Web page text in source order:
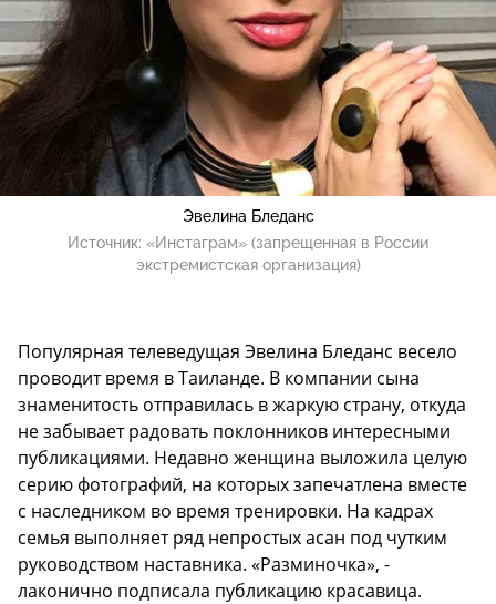
Эвелина Бледанс
Источник: «Инстаграм» (запрещенная в России
экстремистская организация)
Популярная телеведущая Эвелина Бледанс весело
проводит время в Таиланде. В компании сына
знаменитость отправилась в жаркую страну, откуда
не забывает радовать поклонников интересными
публикациями. Недавно женщина выложила целую
серию фотографий, на которых запечатлена вместе
с наследником во время тренировки. На кадрах
семья выполняет ряд непростых асан под чутким
руководством наставника. «Разминочка», -
лаконично подписала публикацию красавица.